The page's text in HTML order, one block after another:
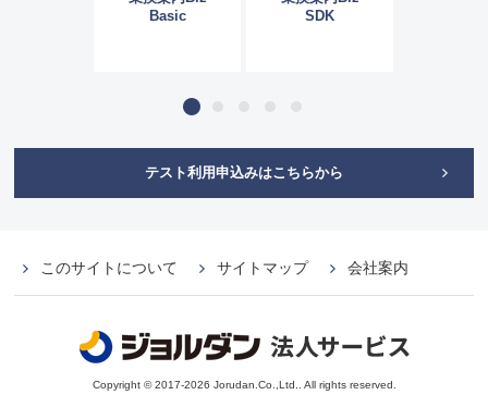
Basic
テスト利用申込みはこちらから
このサイトについて サイトマップ 会社案内
Copyright © 2017-2026 Jorudan.Co.,Ltd.. All rights reserved.